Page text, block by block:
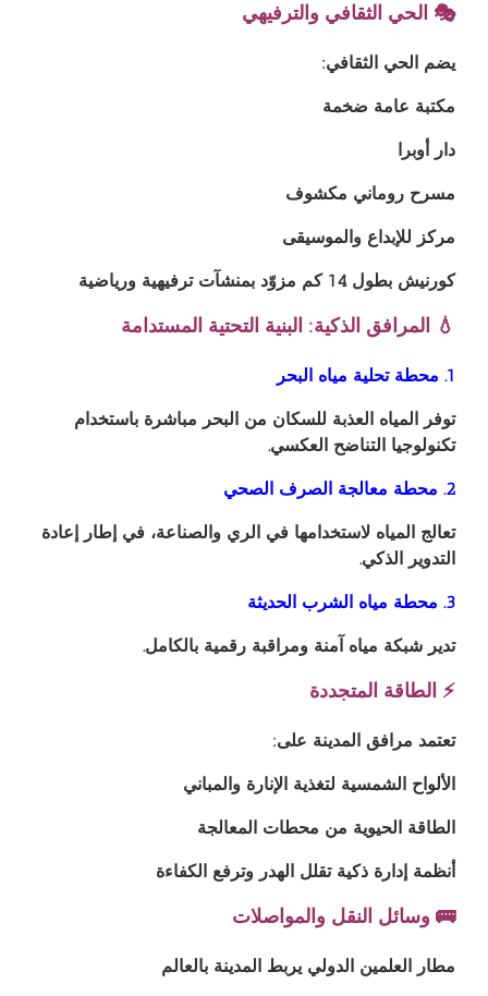
🎭 الحي الثقافي والترفيهي
يضم الحي الثقافي:
مكتبة عامة ضخمة
دار أوبرا
مسرح روماني مكشوف
مركز للإبداع والموسيقى
كورنيش بطول 14 كم مزوّد بمنشآت ترفيهية ورياضية
💧 المرافق الذكية: البنية التحتية المستدامة
1. محطة تحلية مياه البحر
توفر المياه العذبة للسكان من البحر مباشرة باستخدام
تكنولوجيا التناضح العكسي.
2. محطة معالجة الصرف الصحي
تعالج المياه لاستخدامها في الري والصناعة، في إطار إعادة
التدوير الذكي.
3. محطة مياه الشرب الحديثة
تدير شبكة مياه آمنة ومراقبة رقمية بالكامل.
⚡ الطاقة المتجددة
تعتمد مرافق المدينة على:
الألواح الشمسية لتغذية الإنارة والمباني
الطاقة الحيوية من محطات المعالجة
أنظمة إدارة ذكية تقلل الهدر وترفع الكفاءة
🚌 وسائل النقل والمواصلات
مطار العلمين الدولي يربط المدينة بالعالم